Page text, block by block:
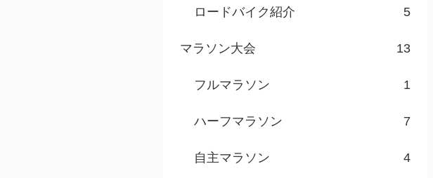
ロードバイク紹介 5
マラソン大会 13
フルマラソン 1
ハーフマラソン 7
自主マラソン 4